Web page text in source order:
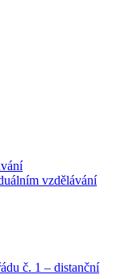
vzdělávání
č. 1 – distanční